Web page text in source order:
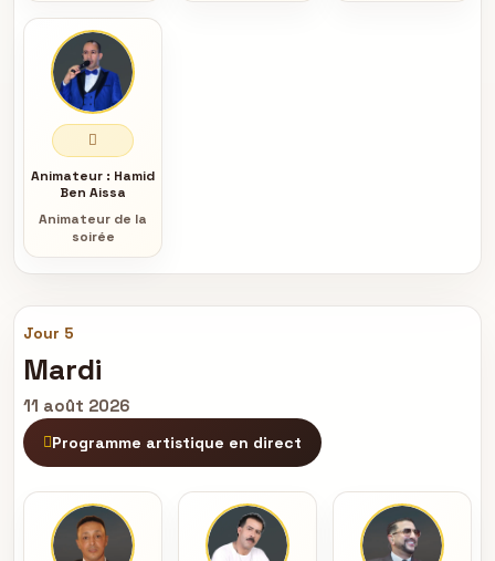
Animateur : Hamid
Ben Aissa
Animateur de la
soirée
Jour 5
Mardi
11 août 2026
Programme artistique en direct